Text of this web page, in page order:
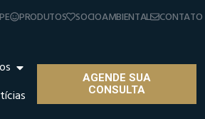
PRODUTOS SOCIOAMBIENTAL CONTATO
AGENDE SUA
CONSULTA